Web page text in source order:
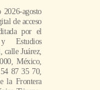
agosto
de acceso
por el
Estudios
calle Juárez,
México,
87 35 70,
la Frontera